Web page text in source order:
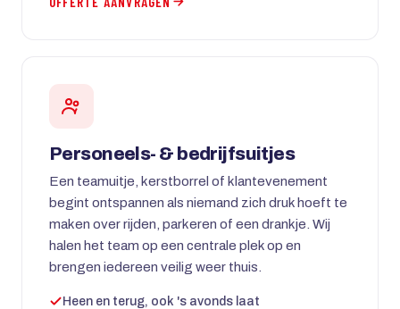
Personeels- & bedrijfsuitjes
Een teamuitje, kerstborrel of klantevenement
begint ontspannen als niemand zich druk hoeft te
maken over rijden, parkeren of een drankje. Wij
halen het team op een centrale plek op en
brengen iedereen veilig weer thuis.
Heen en terug, ook 's avonds laat